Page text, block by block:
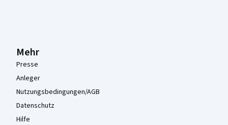
Mehr
Presse
Anleger
Nutzungsbedingungen/AGB
Datenschutz
Hilfe